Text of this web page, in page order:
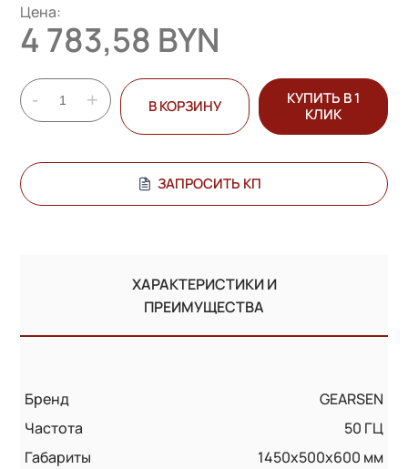
Цена:
4 783,58 BYN
- + В КОРЗИНУ
КУПИТЬ В 1
КЛИК
ЗАПРОСИТЬ КП
ХАРАКТЕРИСТИКИ И
ПРЕИМУЩЕСТВА
Бренд
GEARSEN
Частота
50 ГЦ
Габариты
1450x500x600 мм